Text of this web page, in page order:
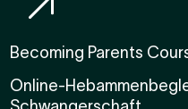
Becoming Parents
Online-